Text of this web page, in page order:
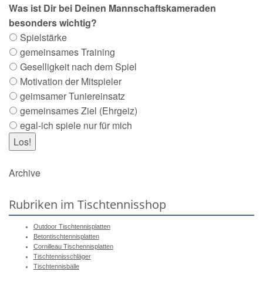
Was ist Dir bei Deinen Mannschaftskameraden
besonders wichtig?
Spielstärke
gemeinsames Training
Geselligkeit nach dem Spiel
Motivation der Mitspieler
geimsamer Tuniereinsatz
gemeinsames Ziel (Ehrgeiz)
egal-ich spiele nur für mich
Archive
Rubriken im Tischtennisshop
Outdoor Tischtennisplatten
Betontischtennisplatten
Cornilleau Tischennisplatten
Tischtennisschläger
Tischtennisbälle